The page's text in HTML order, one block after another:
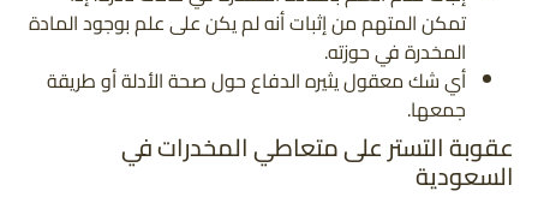
تمكن المتهم من إثبات أنه لم يكن على علم بوجود المادة
المخدرة في حوزته.
أي شك معقول يثيره الدفاع حول صحة الأدلة أو طريقة
جمعها.
عقوبة التستر على متعاطي المخدرات في
السعودية